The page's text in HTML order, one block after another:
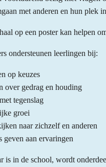
met anderen en hun plek
op een poster kan helpen
ondersteunen leerlingen bij:
op keuzes
over gedrag en houding
tegenslag
groei
naar zichzelf en anderen
geven aan ervaringen
is in de school, wordt